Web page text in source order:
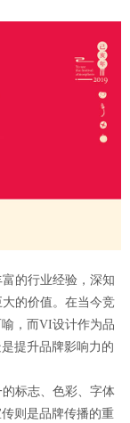
的行业经验，深知
的价值。在当今竞
，而VI设计作为品
提升品牌影响力的
标志、色彩、字体
则是品牌传播的重